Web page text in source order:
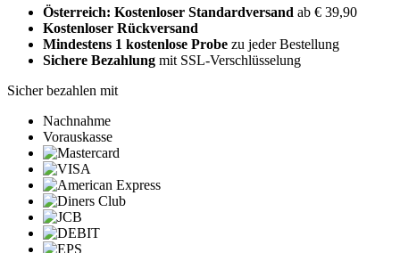
Österreich: Kostenloser Standardversand ab € 39,90
Kostenloser Rückversand
Mindestens 1 kostenlose Probe zu jeder Bestellung
Sichere Bezahlung mit SSL-Verschlüsselung
Sicher bezahlen mit
Nachnahme
Vorauskasse